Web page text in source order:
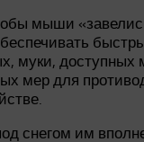
мыши
муки,
мер для
снегом им